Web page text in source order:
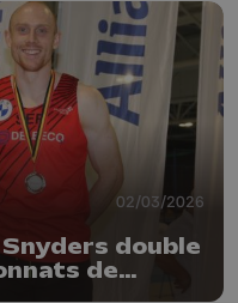
02/03/2026
double
de